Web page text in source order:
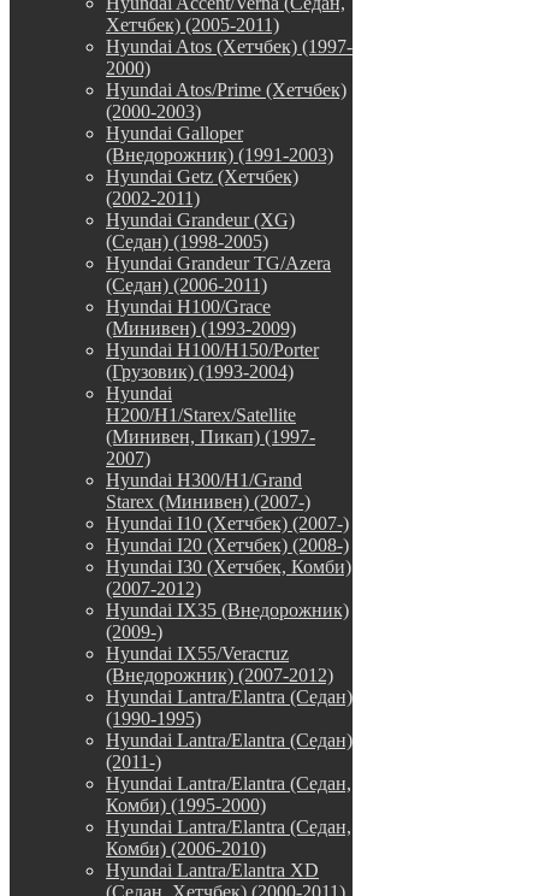
Хетчбек) (2005-2011)
Hyundai Atos (Хетчбек) (1997-
2000)
Hyundai Atos/Prime (Хетчбек)
(2000-2003)
Hyundai Galloper
(Внедорожник) (1991-2003)
Hyundai Getz (Хетчбек)
(2002-2011)
Hyundai Grandeur (XG)
(Седан) (1998-2005)
Hyundai Grandeur TG/Azera
(Седан) (2006-2011)
Hyundai H100/Grace
(Минивен) (1993-2009)
Hyundai H100/H150/Porter
(Грузовик) (1993-2004)
Hyundai
H200/H1/Starex/Satellite
(Минивен, Пикап) (1997-
2007)
Hyundai H300/H1/Grand
Starex (Минивен) (2007-)
Hyundai I10 (Хетчбек) (2007-)
Hyundai I20 (Хетчбек) (2008-)
Hyundai I30 (Хетчбек, Комби)
(2007-2012)
Hyundai IX35 (Внедорожник)
(2009-)
Hyundai IX55/Veracruz
(Внедорожник) (2007-2012)
Hyundai Lantra/Elantra (Седан)
(1990-1995)
Hyundai Lantra/Elantra (Седан)
(2011-)
Hyundai Lantra/Elantra (Седан,
Комби) (1995-2000)
Hyundai Lantra/Elantra (Седан,
Комби) (2006-2010)
Hyundai Lantra/Elantra XD
(Седан, Хетчбек) (2000-2011)